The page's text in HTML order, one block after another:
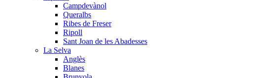
Campdevànol
Queralbs
Ribes de Freser
Ripoll
Sant Joan de les Abadesses
La Selva
Anglès
Blanes